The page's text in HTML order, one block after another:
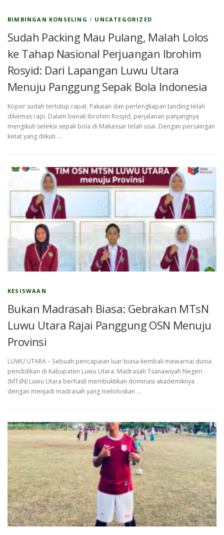
BIMBINGAN KONSELING / UNCATEGORIZED
Sudah Packing Mau Pulang, Malah Lolos
ke Tahap Nasional Perjuangan Ibrohim
Rosyid: Dari Lapangan Luwu Utara
Menuju Panggung Sepak Bola Indonesia
Koper sudah tertutup rapat. Pakaian dan perlengkapan tanding telah
dikemas rapi. Dalam benak Ibrohim Rosyid, perjalanan panjangnya
mengikuti seleksi sepak bola di Makassar telah usai. Dengan persaingan
ketat yang diikuti …
KESISWAAN
Bukan Madrasah Biasa: Gebrakan MTsN
Luwu Utara Rajai Panggung OSN Menuju
Provinsi
LUWU UTARA – Sebuah pencapaian luar biasa kembali mewarnai dunia
pendidikan di Kabupaten Luwu Utara. Madrasah Tsanawiyah Negeri
(MTsN) Luwu Utara berhasil membuktikan dominasi akademiknya
dengan menjadi madrasah yang meloloskan …